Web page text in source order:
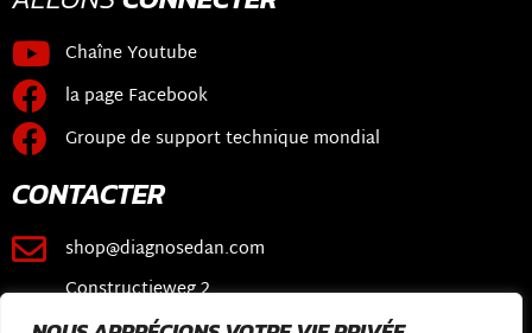
Chaîne Youtube
la page Facebook
Groupe de support technique mondial
CONTACTER
shop@diagnosedan.com
Constructieweg 2
3641 SB Mijdrecht